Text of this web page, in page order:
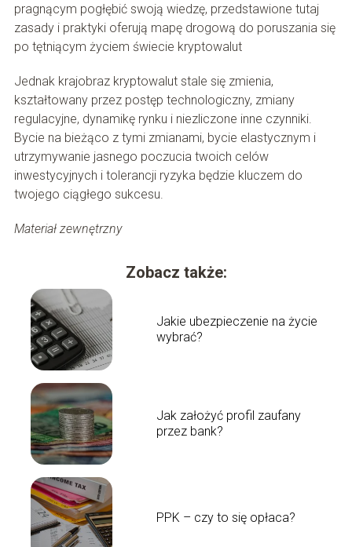
pragnącym pogłębić swoją wiedzę, przedstawione tutaj
zasady i praktyki oferują mapę drogową do poruszania się
po tętniącym życiem świecie kryptowalut
Jednak krajobraz kryptowalut stale się zmienia,
kształtowany przez postęp technologiczny, zmiany
regulacyjne, dynamikę rynku i niezliczone inne czynniki.
Bycie na bieżąco z tymi zmianami, bycie elastycznym i
utrzymywanie jasnego poczucia twoich celów
inwestycyjnych i tolerancji ryzyka będzie kluczem do
twojego ciągłego sukcesu.
Materiał zewnętrzny
Zobacz także:
Jakie ubezpieczenie na życie
wybrać?
Jak założyć profil zaufany
przez bank?
PPK – czy to się opłaca?